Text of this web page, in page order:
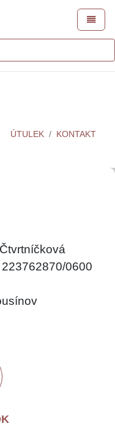
Toggle
ÚTULEK KONTAKT
0600